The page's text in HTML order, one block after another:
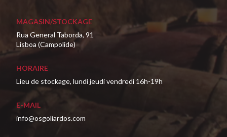
MAGASIN/STOCKAGE
Rua General Taborda, 91
Lisboa (Campolide)
HORAIRE
Lieu de stockage, lundi jeudi vendredi 16h-19h
E-MAIL
info@osgoliardos.com